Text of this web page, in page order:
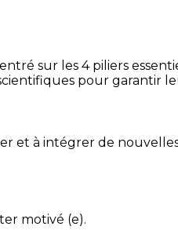
sur les 4 piliers
pour garantir
et à intégrer de
motivé (e).